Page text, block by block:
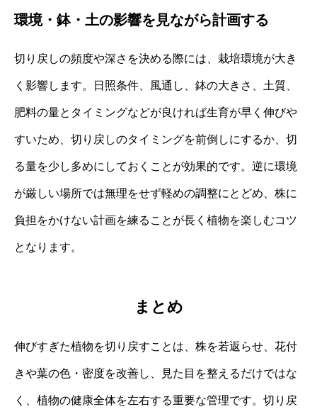
環境・鉢・土の影響を見ながら計画する
切り戻しの頻度や深さを決める際には、栽培環境が大き
く影響します。日照条件、風通し、鉢の大きさ、土質、
肥料の量とタイミングなどが良ければ生育が早く伸びや
すいため、切り戻しのタイミングを前倒しにするか、切
る量を少し多めにしておくことが効果的です。逆に環境
が厳しい場所では無理をせず軽めの調整にとどめ、株に
負担をかけない計画を練ることが長く植物を楽しむコツ
となります。
まとめ
伸びすぎた植物を切り戻すことは、株を若返らせ、花付
きや葉の色・密度を改善し、見た目を整えるだけではな
く、植物の健康全体を左右する重要な管理です。切り戻